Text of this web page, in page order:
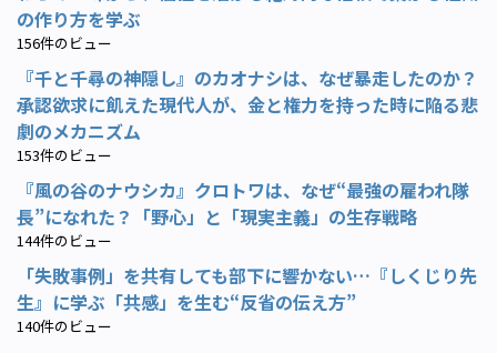
の作り方を学ぶ
156件のビュー
『千と千尋の神隠し』のカオナシは、なぜ暴走したのか？
承認欲求に飢えた現代人が、金と権力を持った時に陥る悲
劇のメカニズム
153件のビュー
『風の谷のナウシカ』クロトワは、なぜ“最強の雇われ隊
長”になれた？「野心」と「現実主義」の生存戦略
144件のビュー
「失敗事例」を共有しても部下に響かない…『しくじり先
生』に学ぶ「共感」を生む“反省の伝え方”
140件のビュー